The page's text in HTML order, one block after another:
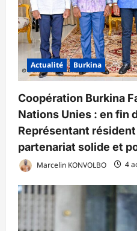
Actualité Burkina
Coopération Burkina
Nations Unies : en fin
Représentant
partenariat solide et
Marcelin KONVOLBO 4